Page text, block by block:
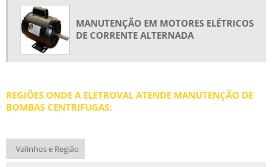
REBOBINAGEM DE MOTOR DE INDUÇÃO
REBOBINAGEM DE MOTORES
REBOBINAGEM DE MOTORES ELÉTRICOS
REBOBINAMENTO DE MOTORES
REBOBINAMENTO DE MOTORES SP
MANUTENÇÃO EM MOTORES ELÉTRICOS
DE CORRENTE ALTERNADA
REGIÕES ONDE A ELETROVAL ATENDE MANUTENÇÃO DE
BOMBAS CENTRIFUGAS:
Valinhos e Região